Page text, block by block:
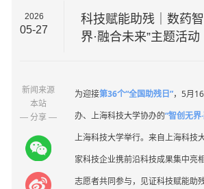
2026
05-27
科技赋能助残｜数药
界·融合未来”主题活动
新闻来源
本站
— 分享 —
为迎接第36个“全国助残日”，5月
办、上海科技大学协办的“智创无界
上海科技大学举行。来自上海科技
家科技企业携前沿科技成果集中亮
志愿者共同参与，见证科技赋能助